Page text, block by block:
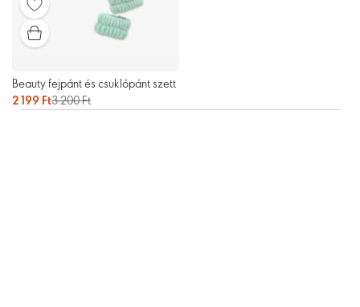
Beauty fejpánt és csuklópánt szett
2 199 Ft3 200 Ft